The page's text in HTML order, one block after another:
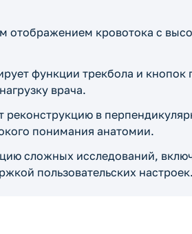
отображением кровотока с
функции трекбола и кнопок
врача.
реконструкцию в
понимания анатомии.
сложных исследований,
пользовательских настроек.